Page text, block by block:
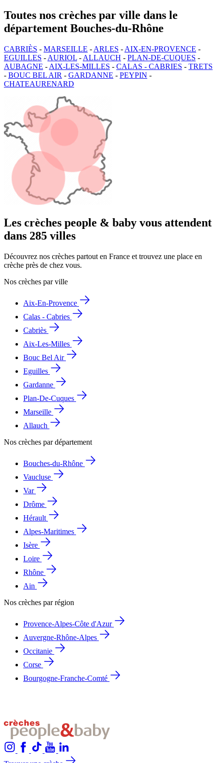
Toutes nos crèches par ville dans le
département Bouches-du-Rhône
CABRIÈS - MARSEILLE - ARLES - AIX-EN-PROVENCE -
EGUILLES - AURIOL - ALLAUCH - PLAN-DE-CUQUES -
AUBAGNE - AIX-LES-MILLES - CALAS - CABRIES - TRETS
- BOUC BEL AIR - GARDANNE - PEYPIN -
CHATEAURENARD
Les crèches people & baby vous attendent
dans 285 villes
Découvrez nos crèches partout en France et trouvez une place en
crèche près de chez vous.
Nos crèches par ville
Aix-En-Provence
Calas - Cabries
Cabriès
Aix-Les-Milles
Bouc Bel Air
Eguilles
Gardanne
Plan-De-Cuques
Marseille
Allauch
Nos crèches par département
Bouches-du-Rhône
Vaucluse
Var
Drôme
Hérault
Alpes-Maritimes
Isère
Loire
Rhône
Ain
Nos crèches par région
Provence-Alpes-Côte d'Azur
Auvergne-Rhône-Alpes
Occitanie
Corse
Bourgogne-Franche-Comté